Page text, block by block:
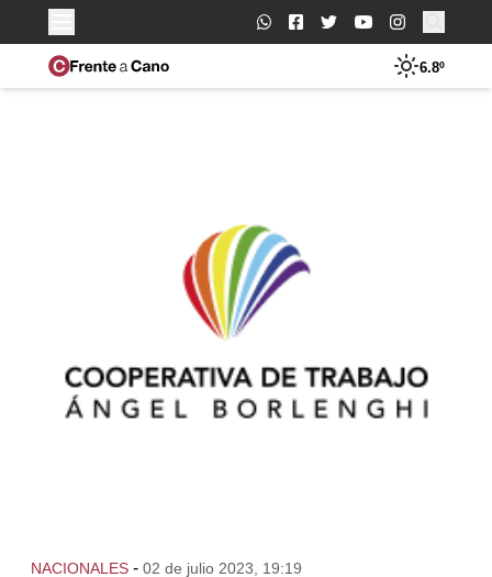
Buscar:
6.8º
NACIONALES - 02 de julio 2023, 19:19